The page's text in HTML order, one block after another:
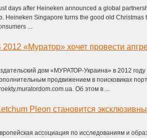
days after Heineken announced a global
Heineken Singapore turns the good old
...
дом «МУРАТОР-Украина» в 2012
продвижением в поисковиках
Об этом в ...
ассоциация по исследованиям и